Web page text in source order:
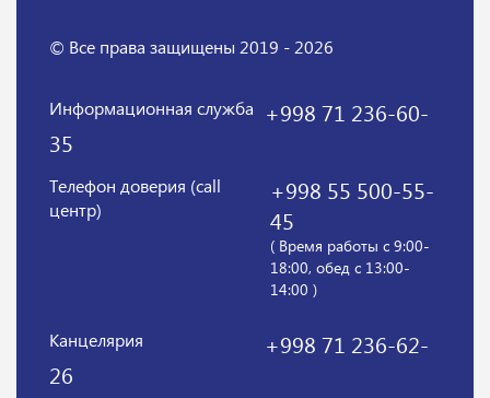
© Все права защищены 2019 - 2026
Информационная служба
+998 71 236-60-
35
Телефон доверия (call
центр)
+998 55 500-55-
45
( Время работы с 9:00-
18:00, обед с 13:00-
14:00 )
Канцелярия
+998 71 236-62-
26